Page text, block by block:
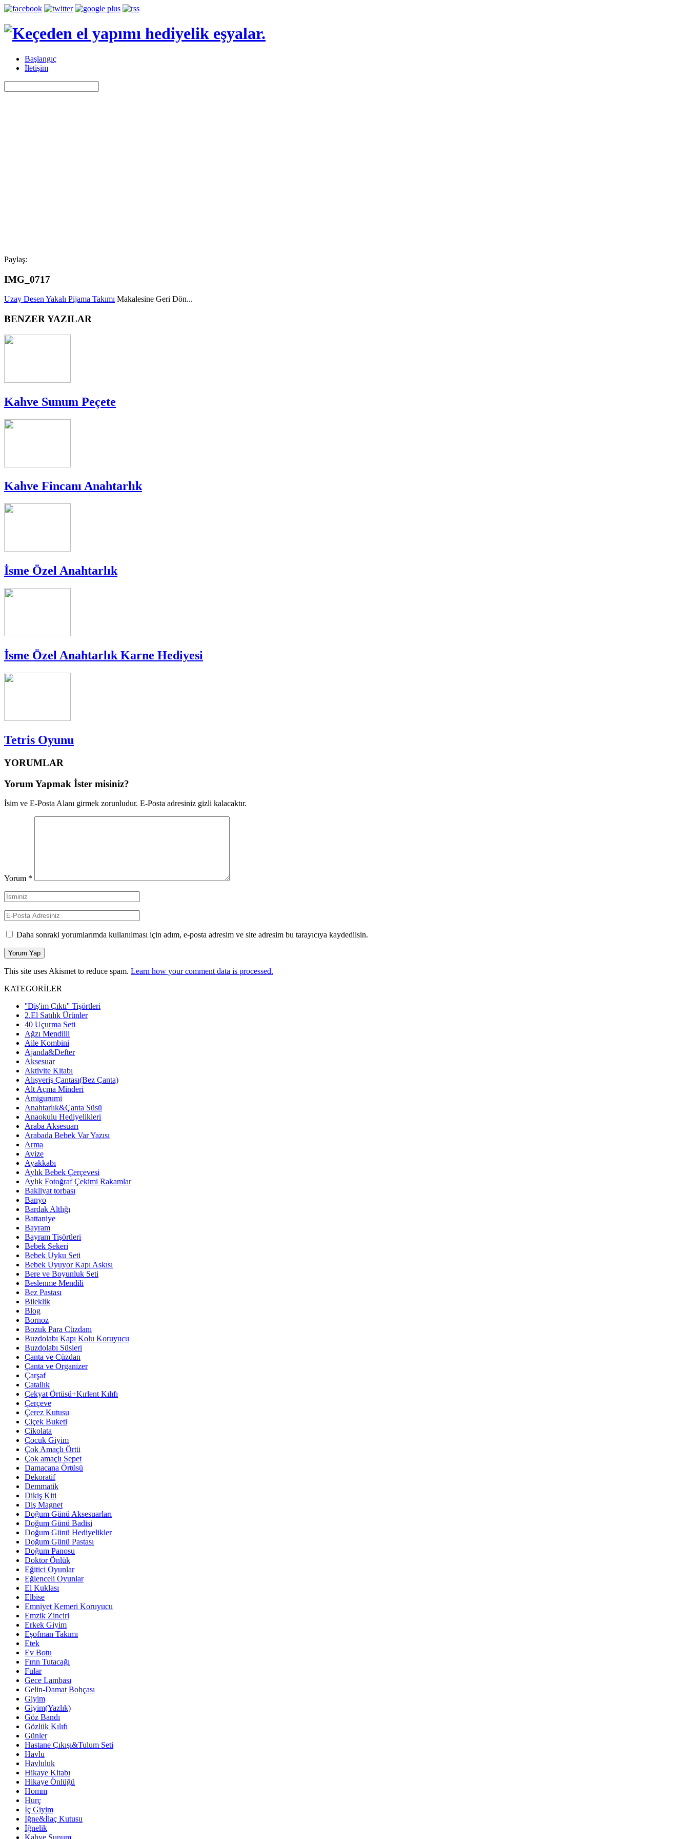
Başlangıç
İletişim
Paylaş:
IMG_0717
Uzay Desen Yakalı Pijama Takımı Makalesine Geri Dön...
BENZER YAZILAR
Kahve Sunum Peçete
Kahve Fincanı Anahtarlık
İsme Özel Anahtarlık
İsme Özel Anahtarlık Karne Hediyesi
Tetris Oyunu
YORUMLAR
Yorum Yapmak İster misiniz?
İsim ve E-Posta Alanı girmek zorunludur. E-Posta adresiniz gizli kalacaktır.
Yorum *
Daha sonraki yorumlarımda kullanılması için adım, e-posta adresim ve site adresim bu tarayıcıya kaydedilsin.
This site uses Akismet to reduce spam. Learn how your comment data is processed.
KATEGORİLER
''Diş'im Çıktı'' Tişörtleri
2.El Satılık Ürünler
40 Uçurma Seti
Ağzı Mendilli
Aile Kombini
Ajanda&Defter
Aksesuar
Aktivite Kitabı
Alışveriş Çantası(Bez Çanta)
Alt Açma Minderi
Amigurumi
Anahtarlık&Çanta Süsü
Anaokulu Hediyelikleri
Araba Aksesuarı
Arabada Bebek Var Yazısı
Arma
Avize
Ayakkabı
Aylık Bebek Çerçevesi
Aylık Fotoğraf Çekimi Rakamlar
Bakliyat torbası
Banyo
Bardak Altlığı
Battaniye
Bayram
Bayram Tişörtleri
Bebek Şekeri
Bebek Uyku Seti
Bebek Uyuyor Kapı Askısı
Bere ve Boyunluk Seti
Beslenme Mendili
Bez Pastası
Bileklik
Blog
Bornoz
Bozuk Para Cüzdanı
Buzdolabı Kapı Kolu Koruyucu
Buzdolabı Süsleri
Çanta ve Cüzdan
Çanta ve Organizer
Çarşaf
Çatallık
Çekyat Örtüsü+Kırlent Kılıfı
Çerçeve
Çerez Kutusu
Çiçek Buketi
Çikolata
Çocuk Giyim
Çok Amaçlı Örtü
Çok amaçlı Sepet
Damacana Örtüsü
Dekoratif
Demmatik
Dikiş Kiti
Diş Magnet
Doğum Günü Aksesuarları
Doğum Günü Badisi
Doğum Günü Hediyelikler
Doğum Günü Pastası
Doğum Panosu
Doktor Önlük
Eğitici Oyunlar
Eğlenceli Oyunlar
El Kuklası
Elbise
Emniyet Kemeri Koruyucu
Emzik Zinciri
Erkek Giyim
Eşofman Takımı
Etek
Ev Botu
Fırın Tutacağı
Fular
Gece Lambası
Gelin-Damat Bohçası
Giyim
Giyim(Yazlık)
Göz Bandı
Gözlük Kılıfı
Günler
Hastane Çıkışı&Tulum Seti
Havlu
Havluluk
Hikaye Kitabı
Hikaye Önlüğü
Homm
Hurç
İç Giyim
İğne&İlaç Kutusu
İğnelik